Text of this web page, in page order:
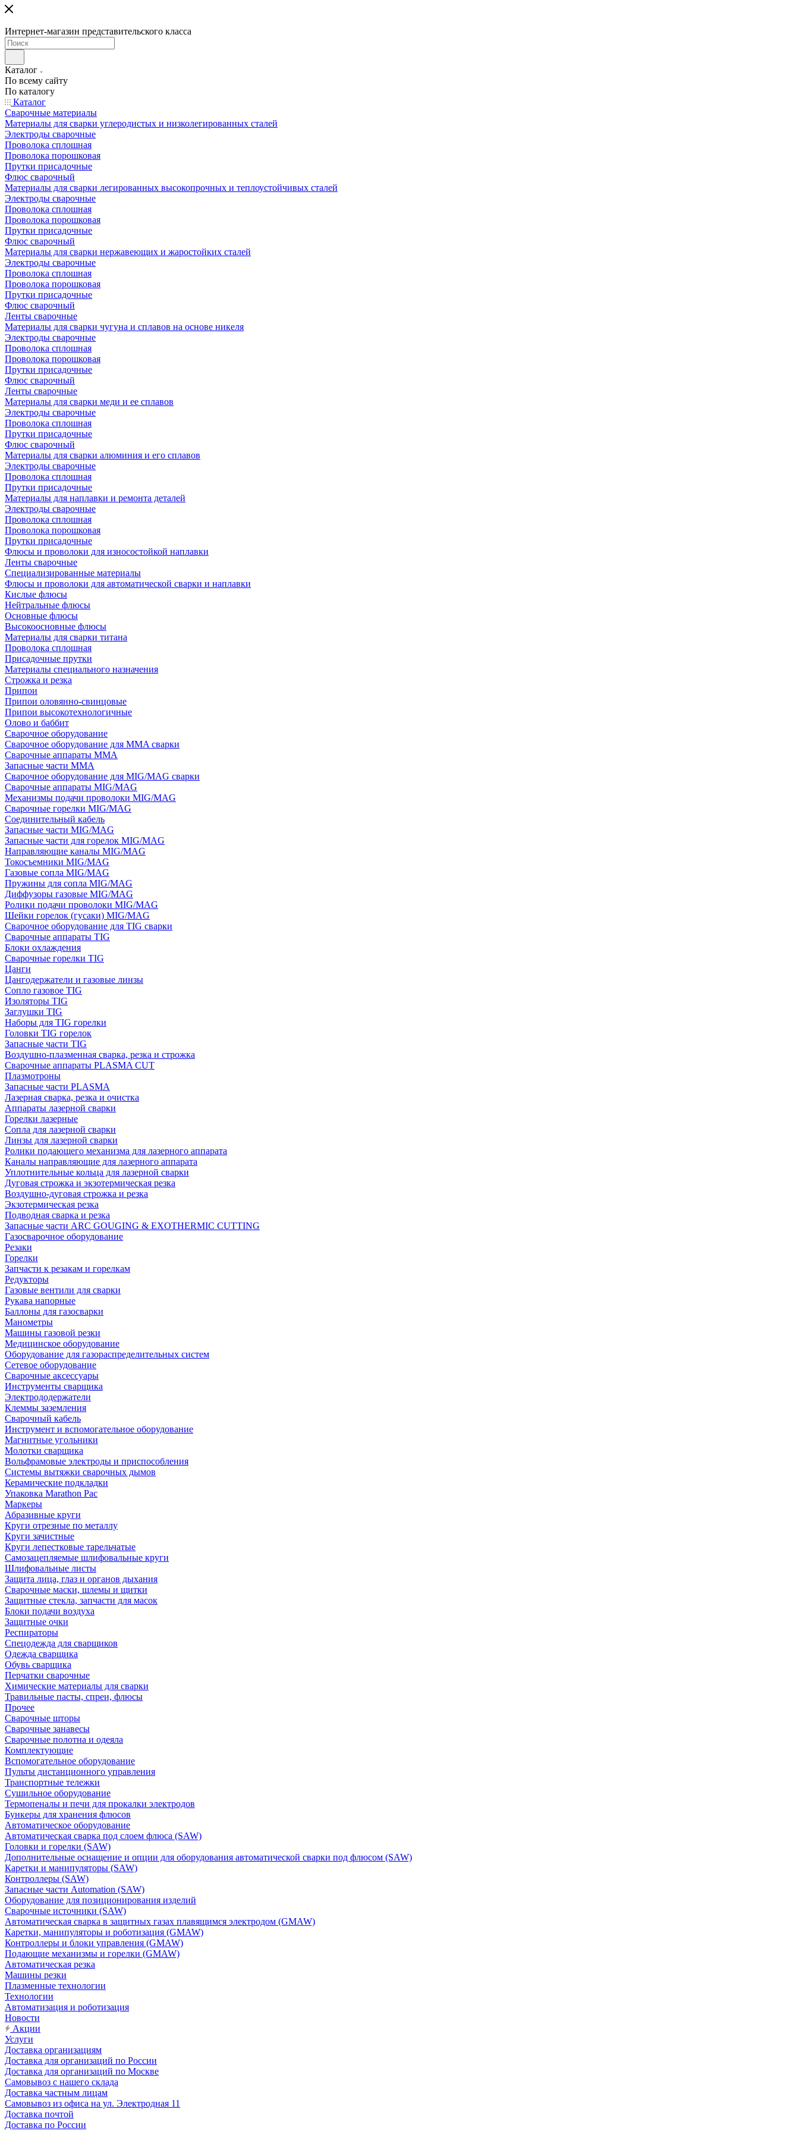
Интернет-магазин представительского класса
Каталог
По всему сайту
По каталогу
Каталог
Сварочные материалы
Материалы для сварки углеродистых и низколегированных сталей
Электроды сварочные
Проволока сплошная
Проволока порошковая
Прутки присадочные
Флюс сварочный
Материалы для сварки легированных высокопрочных и теплоустойчивых сталей
Электроды сварочные
Проволока сплошная
Проволока порошковая
Прутки присадочные
Флюс сварочный
Материалы для сварки нержавеющих и жаростойких сталей
Электроды сварочные
Проволока сплошная
Проволока порошковая
Прутки присадочные
Флюс сварочный
Ленты сварочные
Материалы для сварки чугуна и сплавов на основе никеля
Электроды сварочные
Проволока сплошная
Проволока порошковая
Прутки присадочные
Флюс сварочный
Ленты сварочные
Материалы для сварки меди и ее сплавов
Электроды сварочные
Проволока сплошная
Прутки присадочные
Флюс сварочный
Материалы для сварки алюминия и его сплавов
Электроды сварочные
Проволока сплошная
Прутки присадочные
Материалы для наплавки и ремонта деталей
Электроды сварочные
Проволока сплошная
Проволока порошковая
Прутки присадочные
Флюсы и проволоки для износостойкой наплавки
Ленты сварочные
Специализированные материалы
Флюсы и проволоки для автоматической сварки и наплавки
Кислые флюсы
Нейтральные флюсы
Основные флюсы
Высокоосновные флюсы
Материалы для сварки титана
Проволока сплошная
Присадочные прутки
Материалы специального назначения
Строжка и резка
Припои
Припои оловянно-свинцовые
Припои высокотехнологичные
Олово и баббит
Сварочное оборудование
Сварочное оборудование для MMA сварки
Сварочные аппараты MMA
Запасные части MMA
Сварочное оборудование для MIG/MAG сварки
Сварочные аппараты MIG/MAG
Механизмы подачи проволоки MIG/MAG
Сварочные горелки MIG/MAG
Соединительный кабель
Запасные части MIG/MAG
Запасные части для горелок MIG/MAG
Направляющие каналы MIG/MAG
Токосъемники MIG/MAG
Газовые сопла MIG/MAG
Пружины для сопла MIG/MAG
Диффузоры газовые MIG/MAG
Ролики подачи проволоки MIG/MAG
Шейки горелок (гусаки) MIG/MAG
Сварочное оборудование для TIG сварки
Сварочные аппараты TIG
Блоки охлаждения
Сварочные горелки TIG
Цанги
Цангодержатели и газовые линзы
Сопло газовое TIG
Изоляторы TIG
Заглушки TIG
Наборы для TIG горелки
Головки TIG горелок
Запасные части TIG
Воздушно-плазменная сварка, резка и строжка
Сварочные аппараты PLASMA CUT
Плазмотроны
Запасные части PLASMA
Лазерная сварка, резка и очистка
Аппараты лазерной сварки
Горелки лазерные
Сопла для лазерной сварки
Линзы для лазерной сварки
Ролики подающего механизма для лазерного аппарата
Каналы направляющие для лазерного аппарата
Уплотнительные кольца для лазерной сварки
Дуговая строжка и экзотермическая резка
Воздушно-дуговая строжка и резка
Экзотермическая резка
Подводная сварка и резка
Запасные части ARC GOUGING & EXOTHERMIC CUTTING
Газосварочное оборудование
Резаки
Горелки
Запчасти к резакам и горелкам
Редукторы
Газовые вентили для сварки
Рукава напорные
Баллоны для газосварки
Манометры
Машины газовой резки
Медицинское оборудование
Оборудование для газораспределительных систем
Сетевое оборудование
Сварочные аксессуары
Инструменты сварщика
Электрододержатели
Клеммы заземления
Сварочный кабель
Инструмент и вспомогательное оборудование
Магнитные угольники
Молотки сварщика
Вольфрамовые электроды и приспособления
Системы вытяжки сварочных дымов
Керамические подкладки
Упаковка Marathon Pac
Маркеры
Абразивные круги
Круги отрезные по металлу
Круги зачистные
Круги лепестковые тарельчатые
Самозацепляемые шлифовальные круги
Шлифовальные листы
Защита лица, глаз и органов дыхания
Сварочные маски, шлемы и щитки
Защитные стекла, запчасти для масок
Блоки подачи воздуха
Защитные очки
Респираторы
Спецодежда для сварщиков
Одежда сварщика
Обувь сварщика
Перчатки сварочные
Химические материалы для сварки
Травильные пасты, спреи, флюсы
Прочее
Сварочные шторы
Сварочные занавесы
Сварочные полотна и одеяла
Комплектующие
Вспомогательное оборудование
Пульты дистанционного управления
Транспортные тележки
Сушильное оборудование
Термопеналы и печи для прокалки электродов
Бункеры для хранения флюсов
Автоматическое оборудование
Автоматическая сварка под слоем флюса (SAW)
Головки и горелки (SAW)
Дополнительные оснащение и опции для оборудования автоматической сварки под флюсом (SAW)
Каретки и манипуляторы (SAW)
Контроллеры (SAW)
Запасные части Automation (SAW)
Оборудование для позиционирования изделий
Сварочные источники (SAW)
Автоматическая сварка в защитных газах плавящимся электродом (GMAW)
Каретки, манипуляторы и роботизация (GMAW)
Контроллеры и блоки управления (GMAW)
Подающие механизмы и горелки (GMAW)
Автоматическая резка
Машины резки
Плазменные технологии
Технологии
Автоматизация и роботизация
Новости
Акции
Услуги
Доставка организациям
Доставка для организаций по России
Доставка для организаций по Москве
Самовывоз с нашего склада
Доставка частным лицам
Самовывоз из офиса на ул. Электродная 11
Доставка почтой
Доставка по России